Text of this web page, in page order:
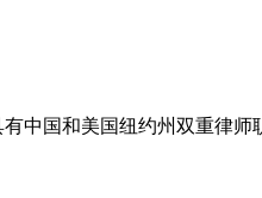
中国和美国纽约州双重律